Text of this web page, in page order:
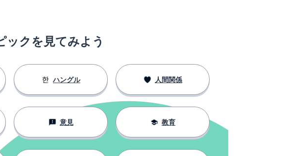
ックを見てみよう
ハングル 人間関係
意見 教育